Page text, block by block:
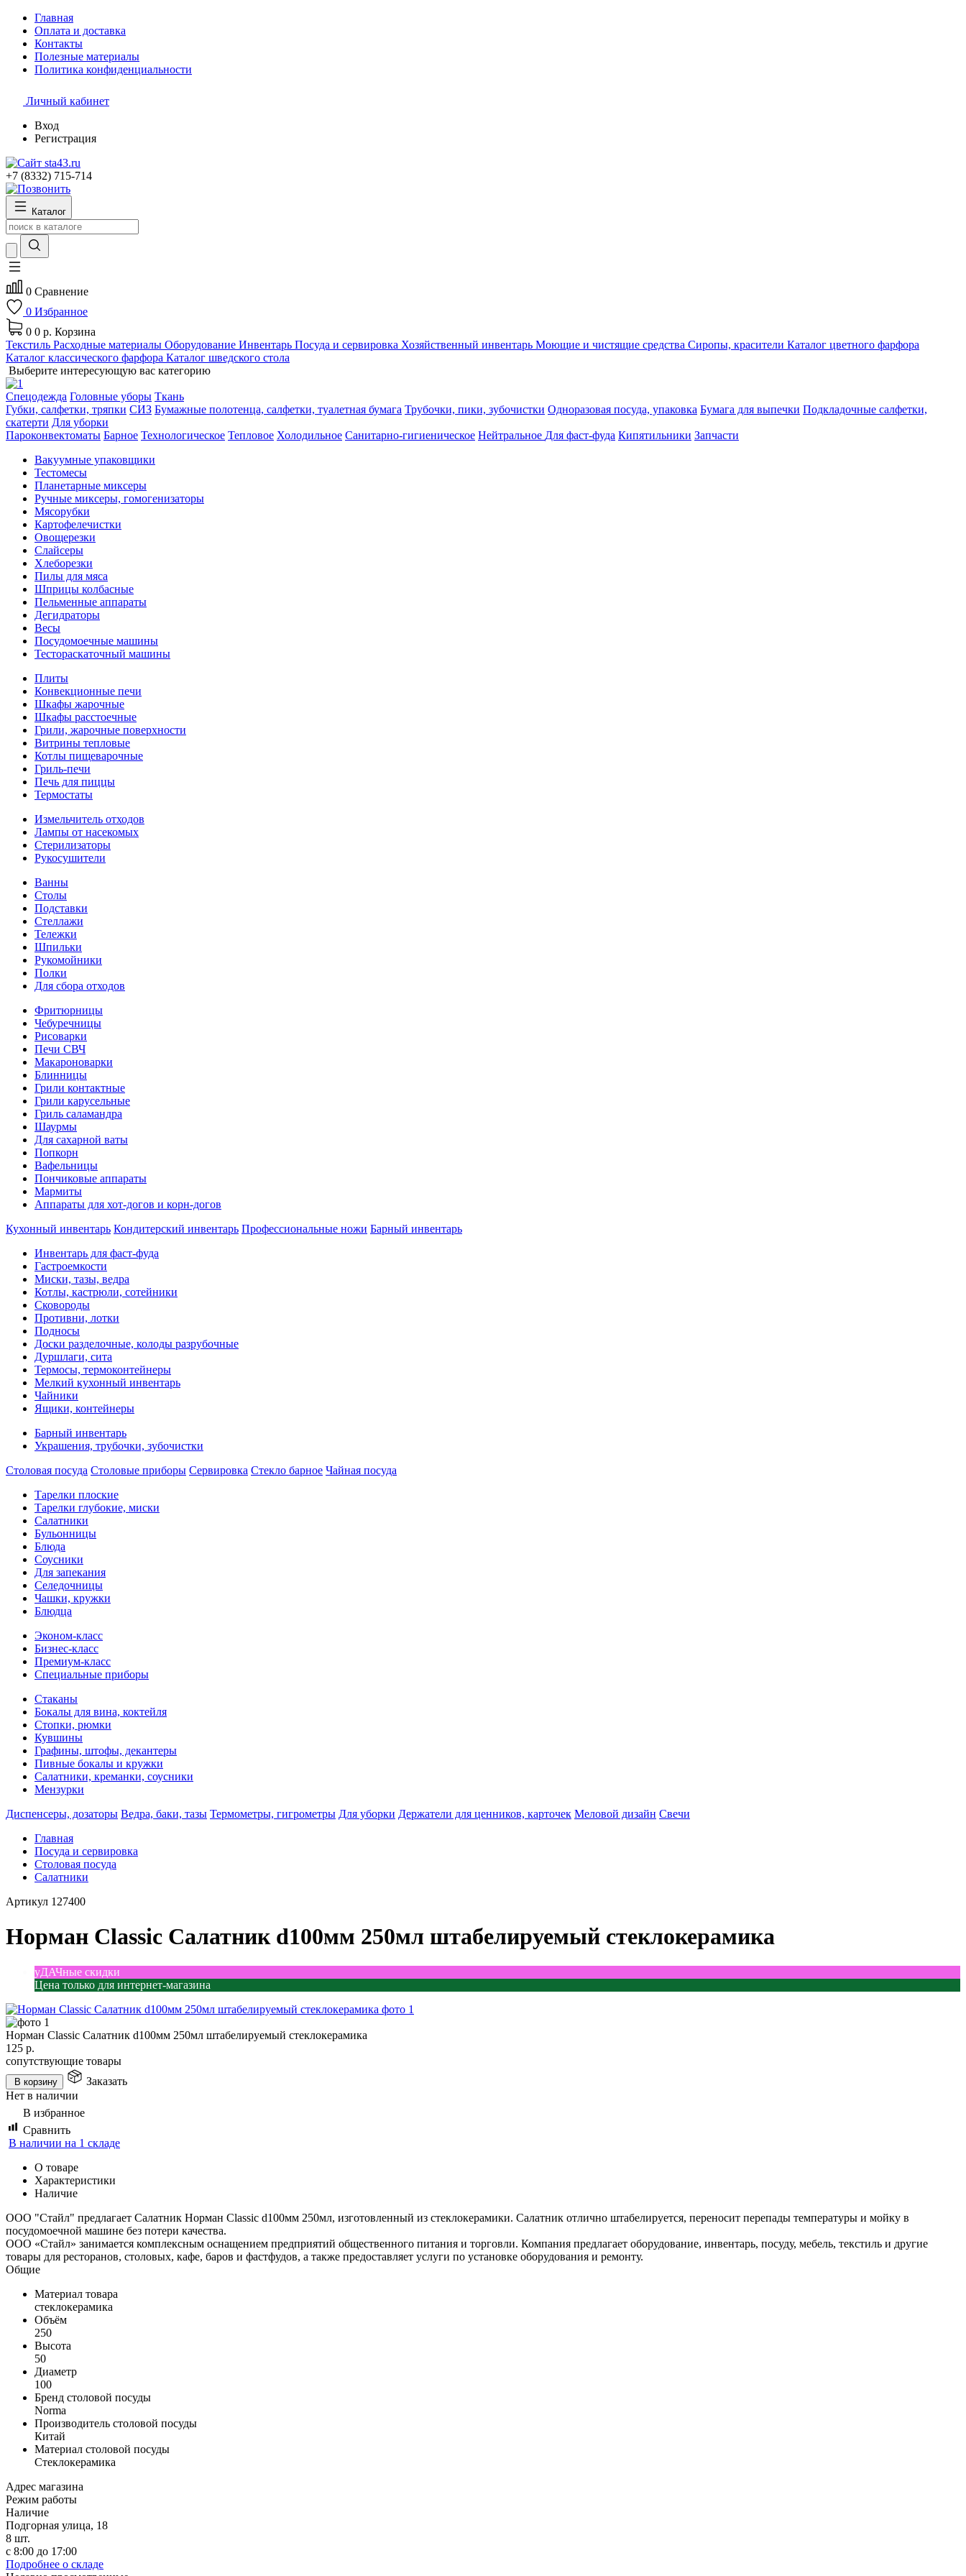
Главная
Оплата и доставка
Контакты
Полезные материалы
Политика конфиденциальности
Личный кабинет
Вход
Регистрация
+7 (8332) 715-714
Каталог
0 Сравнение
0 Избранное
0 0 р. Корзина
Текстиль Расходные материалы Оборудование Инвентарь Посуда и сервировка Хозяйственный инвентарь Моющие и чистящие средства Сиропы, красители Каталог цветного фарфора
Каталог классического фарфора Каталог шведского стола
Выберите интересующую вас категорию
Спецодежда Головные уборы Ткань
Губки, салфетки, тряпки СИЗ Бумажные полотенца, салфетки, туалетная бумага Трубочки, пики, зубочистки Одноразовая посуда, упаковка Бумага для выпечки Подкладочные салфетки,
скатерти Для уборки
Пароконвектоматы Барное Технологическое Тепловое Холодильное Санитарно-гигиеническое Нейтральное Для фаст-фуда Кипятильники Запчасти
Вакуумные упаковщики
Тестомесы
Планетарные миксеры
Ручные миксеры, гомогенизаторы
Мясорубки
Картофелечистки
Овощерезки
Слайсеры
Хлеборезки
Пилы для мяса
Шприцы колбасные
Пельменные аппараты
Дегидраторы
Весы
Посудомоечные машины
Тестораскаточный машины
Плиты
Конвекционные печи
Шкафы жарочные
Шкафы расстоечные
Грили, жарочные поверхности
Витрины тепловые
Котлы пищеварочные
Гриль-печи
Печь для пиццы
Термостаты
Измельчитель отходов
Лампы от насекомых
Стерилизаторы
Рукосушители
Ванны
Столы
Подставки
Стеллажи
Тележки
Шпильки
Рукомойники
Полки
Для сбора отходов
Фритюрницы
Чебуречницы
Рисоварки
Печи СВЧ
Макароноварки
Блинницы
Грили контактные
Грили карусельные
Гриль саламандра
Шаурмы
Для сахарной ваты
Попкорн
Вафельницы
Пончиковые аппараты
Мармиты
Аппараты для хот-догов и корн-догов
Кухонный инвентарь Кондитерский инвентарь Профессиональные ножи Барный инвентарь
Инвентарь для фаст-фуда
Гастроемкости
Миски, тазы, ведра
Котлы, кастрюли, сотейники
Сковороды
Противни, лотки
Подносы
Доски разделочные, колоды разрубочные
Дуршлаги, сита
Термосы, термоконтейнеры
Мелкий кухонный инвентарь
Чайники
Ящики, контейнеры
Барный инвентарь
Украшения, трубочки, зубочистки
Столовая посуда Столовые приборы Сервировка Стекло барное Чайная посуда
Тарелки плоские
Тарелки глубокие, миски
Салатники
Бульонницы
Блюда
Соусники
Для запекания
Селедочницы
Чашки, кружки
Блюдца
Эконом-класс
Бизнес-класс
Премиум-класс
Специальные приборы
Стаканы
Бокалы для вина, коктейля
Стопки, рюмки
Кувшины
Графины, штофы, декантеры
Пивные бокалы и кружки
Салатники, креманки, соусники
Мензурки
Диспенсеры, дозаторы Ведра, баки, тазы Термометры, гигрометры Для уборки Держатели для ценников, карточек Меловой дизайн Свечи
Главная
Посуда и сервировка
Столовая посуда
Салатники
Артикул 127400
Норман Classic Салатник d100мм 250мл штабелируемый стеклокерамика
уДАЧные скидки
Цена только для интернет-магазина
Норман Classic Салатник d100мм 250мл штабелируемый стеклокерамика
125 р.
сопутствующие товары
В корзину
Заказать
Нет в наличии
В избранное
Сравнить
В наличии на 1 складе
О товаре
Характеристики
Наличие
ООО "Стайл" предлагает Салатник Норман Classic d100мм 250мл, изготовленный из стеклокерамики. Салатник отлично штабелируется, переносит перепады температуры и мойку в
посудомоечной машине без потери качества.
ООО «Стайл» занимается комплексным оснащением предприятий общественного питания и торговли. Компания предлагает оборудование, инвентарь, посуду, мебель, текстиль и другие
товары для ресторанов, столовых, кафе, баров и фастфудов, а также предоставляет услуги по установке оборудования и ремонту.
Общие
Материал товара
стеклокерамика
Объём
250
Высота
50
Диаметр
100
Бренд столовой посуды
Norma
Производитель столовой посуды
Китай
Материал столовой посуды
Стеклокерамика
Адрес магазина
Режим работы
Наличие
Подгорная улица, 18
8 шт.
с 8:00 до 17:00
Подробнее о складе